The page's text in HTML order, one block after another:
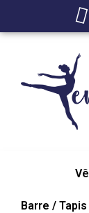
Barre / Tapis